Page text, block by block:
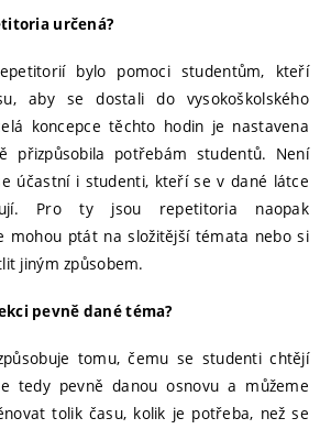
určená?
bylo pomoci studentům, kteří
aby se dostali do vysokoškolského
koncepce těchto hodin je nastavena
přizpůsobila potřebám studentů. Není
účastní i studenti, kteří se v dané látce
Pro ty jsou repetitoria naopak
mohou ptát na složitější témata nebo si
jiným způsobem.
pevně dané téma?
tomu, čemu se studenti chtějí
tedy pevně danou osnovu a můžeme
tolik času, kolik je potřeba, než se